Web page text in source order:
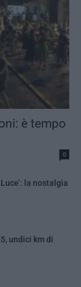
è tempo
0
la nostalgia
undici km di